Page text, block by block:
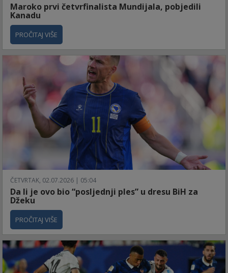
Maroko prvi četvrfinalista Mundijala, pobjedili
Kanadu
PROČITAJ VIŠE
ČETVRTAK, 02.07.2026 | 05:04
Da li je ovo bio “posljednji ples” u dresu BiH za
Džeku
PROČITAJ VIŠE